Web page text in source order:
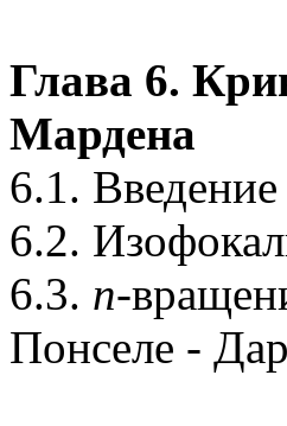
Глава 6.
Мардена
6.1. Введение
6.2.
6.3. n-
Понселе -